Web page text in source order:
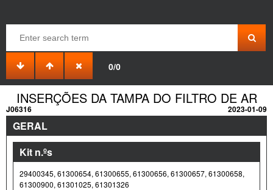
0/0
INSERÇÕES DA TAMPA DO FILTRO DE AR
J06316 2023-01-09
GERAL
Kit n.ºs
29400345, 61300654, 61300655, 61300656, 61300657, 61300658,
61300900, 61301025, 61301326